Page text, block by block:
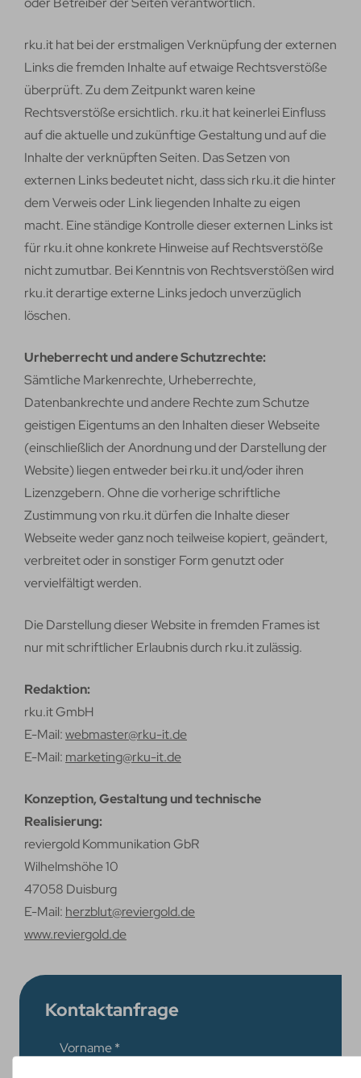
rku.it hat bei der erstmaligen Verknüpfung der externen
Links die fremden Inhalte auf etwaige Rechtsverstöße
überprüft. Zu dem Zeitpunkt waren keine
Rechtsverstöße ersichtlich. rku.it hat keinerlei Einfluss
auf die aktuelle und zukünftige Gestaltung und auf die
Inhalte der verknüpften Seiten. Das Setzen von
externen Links bedeutet nicht, dass sich rku.it die hinter
dem Verweis oder Link liegenden Inhalte zu eigen
macht. Eine ständige Kontrolle dieser externen Links ist
für rku.it ohne konkrete Hinweise auf Rechtsverstöße
nicht zumutbar. Bei Kenntnis von Rechtsverstößen wird
rku.it derartige externe Links jedoch unverzüglich
löschen.
Urheberrecht und andere Schutzrechte:
Sämtliche Markenrechte, Urheberrechte,
Datenbankrechte und andere Rechte zum Schutze
geistigen Eigentums an den Inhalten dieser Webseite
(einschließlich der Anordnung und der Darstellung der
Website) liegen entweder bei rku.it und/oder ihren
Lizenzgebern. Ohne die vorherige schriftliche
Zustimmung von rku.it dürfen die Inhalte dieser
Webseite weder ganz noch teilweise kopiert, geändert,
verbreitet oder in sonstiger Form genutzt oder
vervielfältigt werden.
Die Darstellung dieser Website in fremden Frames ist
nur mit schriftlicher Erlaubnis durch rku.it zulässig.
Redaktion:
rku.it GmbH
E-Mail:webmaster@rku-it.de
E-Mail: marketing@rku-it.de
Konzeption, Gestaltung und technische
Realisierung:
reviergold Kommunikation GbR
Wilhelmshöhe 10
47058 Duisburg
E-Mail: herzblut@reviergold.de
www.reviergold.de
Kontaktanfrage
Vorname*